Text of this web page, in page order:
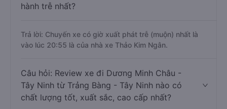
hành trễ nhất?
Trả lời: Chuyến xe có giờ xuất phát trễ (muộn) nhất là
vào lúc 20:55 là của nhà xe Thảo Kim Ngân.
Câu hỏi: Review xe đi Dương Minh Châu -
Tây Ninh từ Trảng Bàng - Tây Ninh nào có
chất lượng tốt, xuất sắc, cao cấp nhất?